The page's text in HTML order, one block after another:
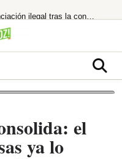
Temen imputación por financiación ilegal tras la condena a Ábalos
un legado en llamas!
¡Morgan Freeman, el Rey del Rodeo Oculto! Su Pasión Ecuestre Te Dejará
el
ya lo